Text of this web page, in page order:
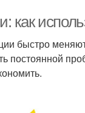
как
быстро
постоянной